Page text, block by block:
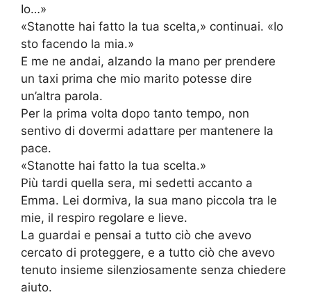
Io…»
«Stanotte hai fatto la tua scelta,» continuai. «Io
sto facendo la mia.»
E me ne andai, alzando la mano per prendere
un taxi prima che mio marito potesse dire
un’altra parola.
Per la prima volta dopo tanto tempo, non
sentivo di dovermi adattare per mantenere la
pace.
«Stanotte hai fatto la tua scelta.»
Più tardi quella sera, mi sedetti accanto a
Emma. Lei dormiva, la sua mano piccola tra le
mie, il respiro regolare e lieve.
La guardai e pensai a tutto ciò che avevo
cercato di proteggere, e a tutto ciò che avevo
tenuto insieme silenziosamente senza chiedere
aiuto.